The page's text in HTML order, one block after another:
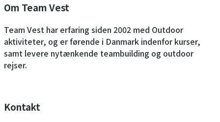
Om Team Vest
Team Vest har erfaring siden 2002 med Outdoor
aktiviteter, og er førende i Danmark indenfor kurser,
samt levere nytænkende teambuilding og outdoor
rejser.
Kontakt